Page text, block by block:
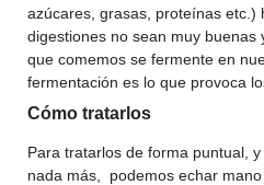
azúcares, grasas, proteínas etc.)
digestiones no sean muy buenas
que comemos se fermente en
fermentación es lo que provoca
Cómo tratarlos
Para tratarlos de forma puntual,
nada más, podemos echar